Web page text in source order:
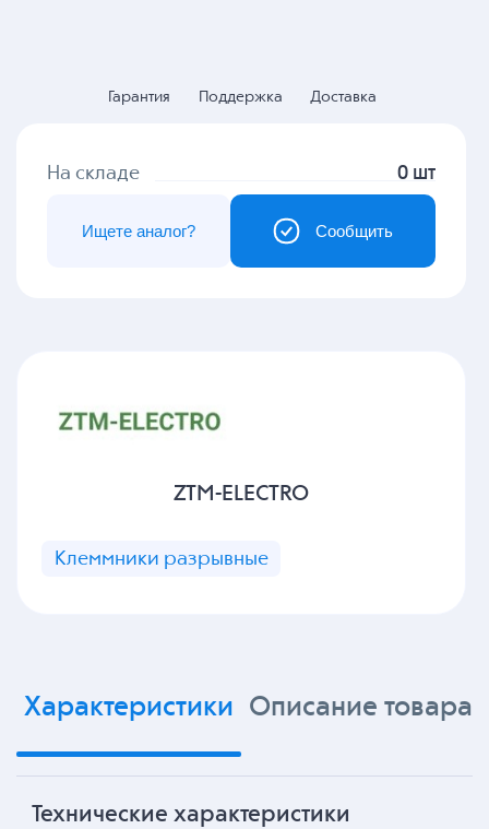
Гарантия Поддержка Доставка
На складе 0 шт
Сообщить
Ищете аналог?
ZTM-ELECTRO
Клеммники разрывные
Характеристики Описание товара
Технические характеристики